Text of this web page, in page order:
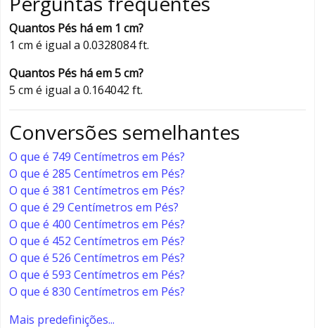
Quantos Pés há em 1 cm?
1 cm é igual a 0.0328084 ft.
Quantos Pés há em 5 cm?
5 cm é igual a 0.164042 ft.
Conversões semelhantes
O que é 749 Centímetros em Pés?
O que é 285 Centímetros em Pés?
O que é 381 Centímetros em Pés?
O que é 29 Centímetros em Pés?
O que é 400 Centímetros em Pés?
O que é 452 Centímetros em Pés?
O que é 526 Centímetros em Pés?
O que é 593 Centímetros em Pés?
O que é 830 Centímetros em Pés?
Mais predefinições...